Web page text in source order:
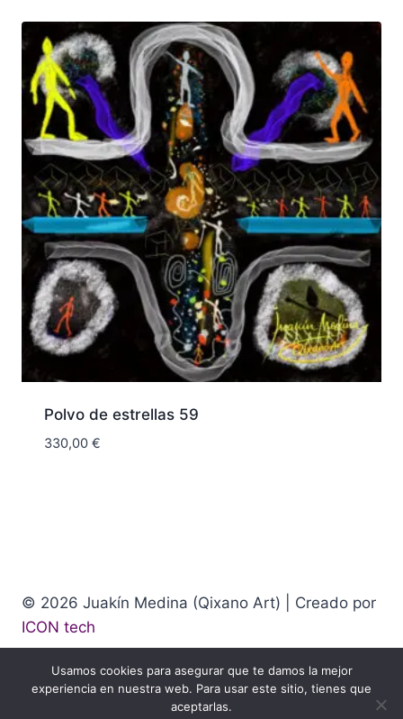
Polvo de estrellas 59
330,00 €
© 2026 Juakín Medina (Qixano Art) | Creado por
ICON tech
Aviso legal|Política de cookies| Política de
Privacidad
Usamos cookies para asegurar que te damos la mejor
experiencia en nuestra web. Para usar este sitio, tienes que
aceptarlas.